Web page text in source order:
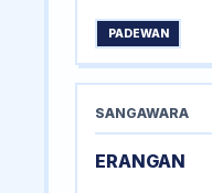
PADEWAN
SANGAWARA
ERANGAN